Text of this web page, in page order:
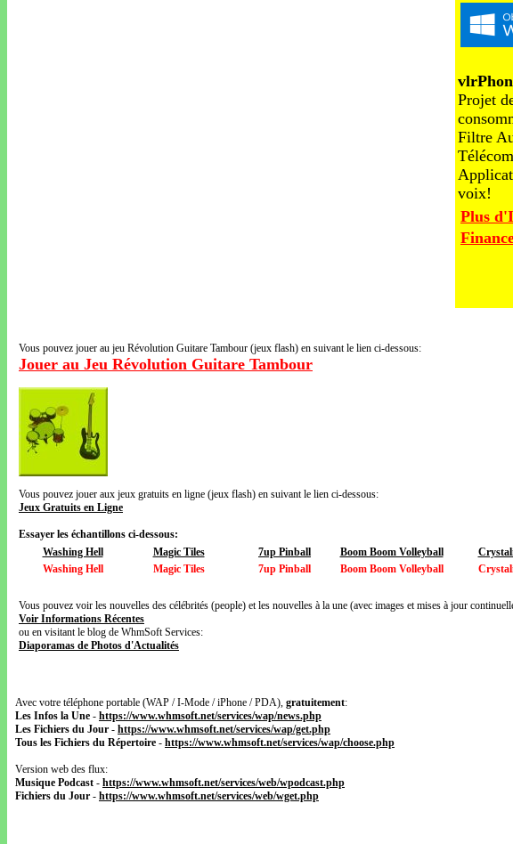
Projet
Filtre
voix!
Plus
Vous pouvez jouer au jeu Révolution Guitare Tambour (jeux flash) en suivant le lien ci-dessous:
Jouer au Jeu Révolution Guitare Tambour
Vous pouvez jouer aux jeux gratuits en ligne (jeux flash) en suivant le lien ci-dessous:
Jeux Gratuits en Ligne
Essayer les échantillons ci-dessous:
Washing Hell
Magic Tiles 7up Pinball Boom Boom Volleyball
Washing Hell
Magic Tiles 7up Pinball Boom Boom Volleyball
Vous pouvez voir les nouvelles des célébrités (people) et les nouvelles à la une (avec images et mises à jour
Voir Informations Récentes
ou en visitant le blog de WhmSoft Services:
Diaporamas de Photos d'Actualités
Avec votre téléphone portable (WAP / I-Mode / iPhone / PDA), gratuitement:
Les Infos la Une - https://www.whmsoft.net/services/wap/news.php
Les Fichiers du Jour - https://www.whmsoft.net/services/wap/get.php
Tous les Fichiers du Répertoire - https://www.whmsoft.net/services/wap/choose.php
Version web des flux:
Musique Podcast - https://www.whmsoft.net/services/web/wpodcast.php
Fichiers du Jour - https://www.whmsoft.net/services/web/wget.php